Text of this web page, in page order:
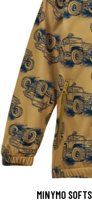
MINYMO